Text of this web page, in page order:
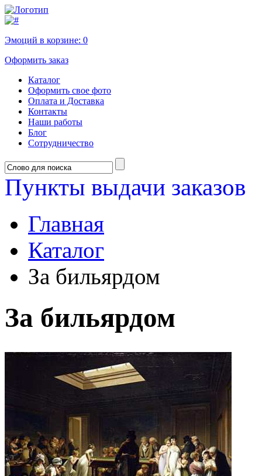
Эмоций в корзине: 0
Оформить заказ
Каталог
Оформить свое фото
Оплата и Доставка
Контакты
Наши работы
Блог
Сотрудничество
Пункты выдачи заказов
Главная
Каталог
За бильярдом
За бильярдом